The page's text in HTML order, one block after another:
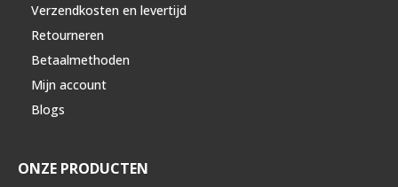
Verzendkosten en levertijd
Retourneren
Betaalmethoden
Mijn account
Blogs
ONZE PRODUCTEN